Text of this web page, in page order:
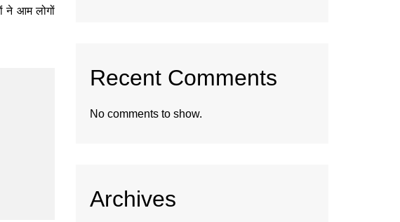
ने आम लोगों
Recent Comments
No comments to show.
Archives